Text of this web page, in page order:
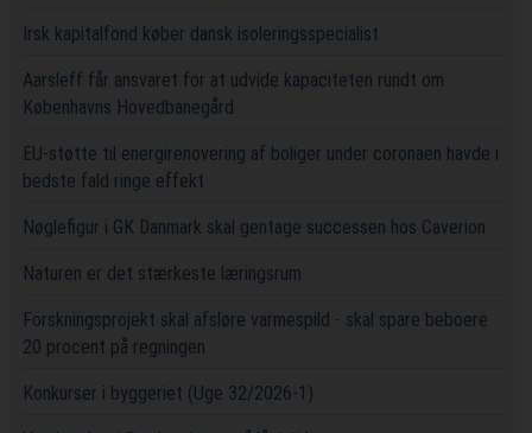
Irsk kapitalfond køber dansk isoleringsspecialist
Aarsleff får ansvaret for at udvide kapaciteten rundt om
Københavns Hovedbanegård
EU-støtte til energirenovering af boliger under coronaen havde i
bedste fald ringe effekt
Nøglefigur i GK Danmark skal gentage successen hos Caverion
Naturen er det stærkeste læringsrum
Forskningsprojekt skal afsløre varmespild - skal spare beboere
20 procent på regningen
Konkurser i byggeriet (Uge 32/2026-1)